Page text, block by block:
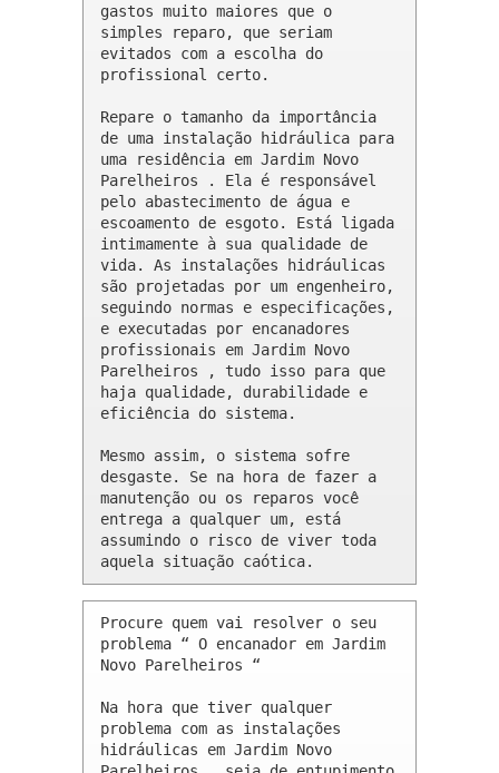
gastos muito maiores que o
simples reparo, que seriam
evitados com a escolha do
profissional certo.
Repare o tamanho da importância
de uma instalação hidráulica para
uma residência em Jardim Novo
Parelheiros . Ela é responsável
pelo abastecimento de água e
escoamento de esgoto. Está ligada
intimamente à sua qualidade de
vida. As instalações hidráulicas
são projetadas por um engenheiro,
seguindo normas e especificações,
e executadas por encanadores
profissionais em Jardim Novo
Parelheiros , tudo isso para que
haja qualidade, durabilidade e
eficiência do sistema.
Mesmo assim, o sistema sofre
desgaste. Se na hora de fazer a
manutenção ou os reparos você
entrega a qualquer um, está
assumindo o risco de viver toda
aquela situação caótica.
Procure quem vai resolver o seu
problema “ O encanador em Jardim
Novo Parelheiros “
Na hora que tiver qualquer
problema com as instalações
hidráulicas em Jardim Novo